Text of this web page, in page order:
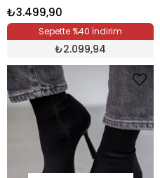
₺3.499,90
Sepette %40 İndirim
₺2.099,94